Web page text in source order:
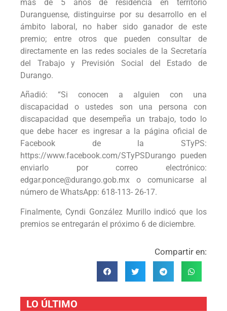
más de 5 años de residencia en territorio
Duranguense, distinguirse por su desarrollo en el
ámbito laboral, no haber sido ganador de este
premio; entre otros que pueden consultar de
directamente en las redes sociales de la Secretaría
del Trabajo y Previsión Social del Estado de
Durango.
Añadió: “Si conocen a alguien con una
discapacidad o ustedes son una persona con
discapacidad que desempeña un trabajo, todo lo
que debe hacer es ingresar a la página oficial de
Facebook de la STyPS:
https://www.facebook.com/STyPSDurango pueden
enviarlo por correo electrónico:
edgar.ponce@durango.gob.mx o comunicarse al
número de WhatsApp: 618-113- 26-17.
Finalmente, Cyndi González Murillo indicó que los
premios se entregarán el próximo 6 de diciembre.
Compartir en:
LO ÚLTIMO